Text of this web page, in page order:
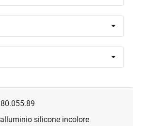
80.055.89
alluminio silicone incolore